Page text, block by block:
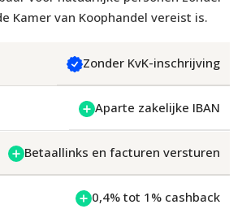
Kamer van Koophandel vereist is.
Zonder KvK-inschrijving
Aparte zakelijke IBAN
Betaallinks en facturen versturen
0,4% tot 1% cashback